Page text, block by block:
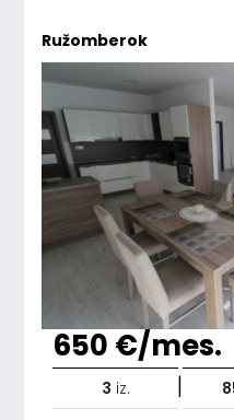
Ružomberok
650 €/mes.
3 iz. |